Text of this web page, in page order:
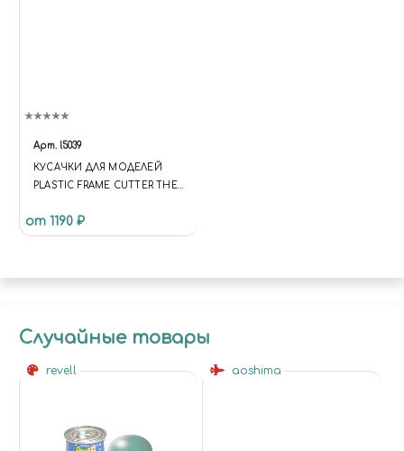
Арт. l5039
КУСАЧКИ ДЛЯ МОДЕЛЕЙ
PLASTIC FRAME CUTTER THE
от 1190 ₽
Случайные товары
revell aoshima